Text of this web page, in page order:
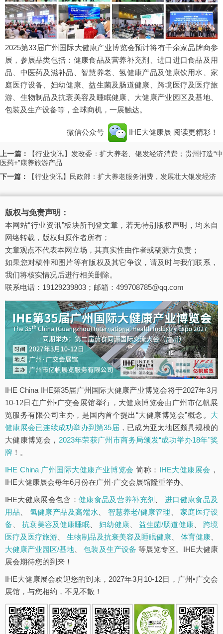
2025第33届广州国际大健康产业博览会预计将有千余家品牌商参
展，参展品类包括：健康食品及营养补充剂、进口进口食品及用
品、中医药及滋补品、智慧养老、氢健康产品及健康饮用水、家
庭医疗设备、妇幼健康、益生菌及肠道健康、跨境医疗及医疗旅
游、生物制品及抗衰美容及睡眠健康、大健康产业园区及基地、
包装及生产设备等，全球商机，一展触达。
微信公众号 IHE大健康展 阅读更精彩！
上一篇：
【行业快讯】发改委：扩大养老、银发经济消费；贵州打造“中
医药+”康养旅游产品
下一篇：
【行业快讯】民政部：扩大养老服务消费，发展壮大银发经济
版权与免责声明：
本网站“行业资讯”板块所刊登文章，若无特别版权声明，均来自
网络转载，版权归原作者所有；
文章观点不代表本网立场，其真实性由作者或稿源方负责；
如果您对稿件和图片等有版权及其它争议，请及时与我们联系，
我们将核实情况后进行相关删除。
联系电话：19129239803；邮箱：499708785@qq.com
IHE China IHE第35届广州国际大健康产业博览会将于2027年3月
10-12日在广州•广交会展馆举行，大健康博览会由广州市亿帆展
览服务有限公司主办，是国内首个提出“大健康博览会”概念。 大
健康展会已连续成功举办到第35届 ，已成为亚太地区颇具规模的
大健康博览会， 2023年荣获广州市商务局颁发“成功举办18年”奖
牌 ！。
IHE China 广州国际大健康产业博览会 简称： IHE大健康展会 ，
IHE大健康展会每年6月份在广州·广交会展馆隆重举办。
IHE大健康展会包含： 健康食品及营养补充剂 、进口健康食品及
用品
氢健康产品及高端水 智慧养老/健康管理 、家庭医疗设
备 、抗衰美容及健康睡眠 、妇幼健康、 益生菌/肠道健康、 跨境
医疗及医疗旅游
生物制品及抗衰美容及睡眠健康 体育健康
大健康产业园区/基地 、包装及生产设备 等展览专区。IHE大健康
展会期待您的到来！
IHE大健康展会欢迎您的到来，2027年3月10-12日，广州•广交会
展馆，与您相约，不见不散！